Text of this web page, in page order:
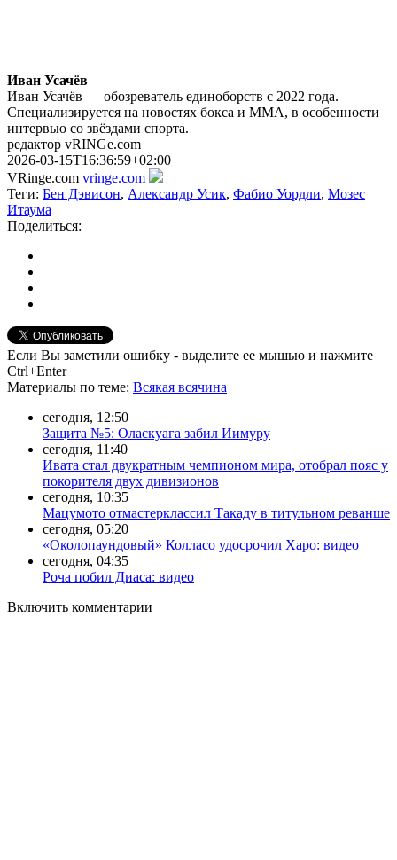
Иван Усачёв
Иван Усачёв — обозреватель единоборств с 2022 года.
Специализируется на новостях бокса и ММА, в особенности
интервью со звёздами спорта.
редактор vRINGe.com
2026-03-15T16:36:59+02:00
VRinge.com vringe.com
Теги: Бен Дэвисон, Александр Усик, Фабио Уордли, Мозес
Итаума
Поделиться:
Если Вы заметили ошибку - выделите ее мышью и нажмите
Ctrl+Enter
Материалы по теме: Всякая всячина
сегодня, 12:50
Защита №5: Оласкуага забил Иимуру
сегодня, 11:40
Ивата стал двукратным чемпионом мира, отобрал пояс у
покорителя двух дивизионов
сегодня, 10:35
Мацумото отмастерклассил Такаду в титульном реванше
сегодня, 05:20
«Околопаундовый» Колласо удосрочил Харо: видео
сегодня, 04:35
Роча побил Диаса: видео
Включить комментарии